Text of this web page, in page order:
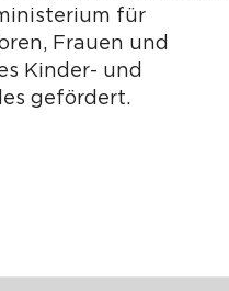
für
Frauen und
Kinder- und
gefördert.